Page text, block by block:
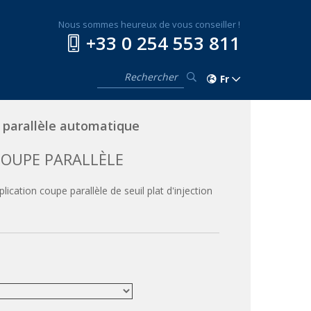
Nous sommes heureux de vous conseiller !
+33 0 254 553 811
Fr
parallèle automatique
PARALLÈLE
coupe parallèle de seuil plat d'injection